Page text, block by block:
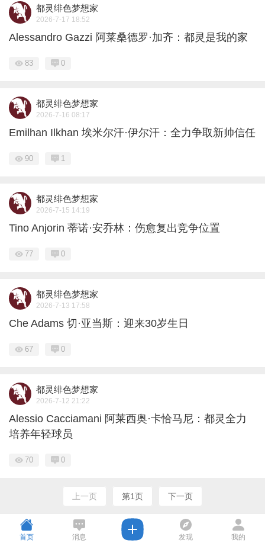
都灵绯色梦想家
2026-7-17 18:52
Alessandro Gazzi 阿莱桑德罗·加齐：都灵是我的家
83 0
都灵绯色梦想家
2026-7-16 08:17
Emilhan Ilkhan 埃米尔汗·伊尔汗：全力争取新帅信任
90 1
都灵绯色梦想家
2026-7-15 14:19
Tino Anjorin 蒂诺·安乔林：伤愈复出竞争位置
77 0
都灵绯色梦想家
2026-7-13 17:58
Che Adams 切·亚当斯：迎来30岁生日
67 0
都灵绯色梦想家
2026-7-12 21:22
Alessio Cacciamani 阿莱西奥·卡恰马尼：都灵全力
培养年轻球员
70 0
上一页 第1页 下一页
首页 消息 发现 我的